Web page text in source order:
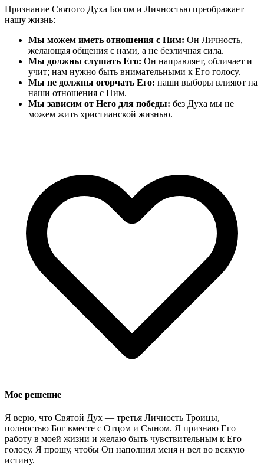
Признание Святого Духа Богом и Личностью преображает
нашу жизнь:
Мы можем иметь отношения с Ним: Он Личность,
желающая общения с нами, а не безличная сила.
Мы должны слушать Его: Он направляет, обличает и
учит; нам нужно быть внимательными к Его голосу.
Мы не должны огорчать Его: наши выборы влияют на
наши отношения с Ним.
Мы зависим от Него для победы: без Духа мы не
можем жить христианской жизнью.
Мое решение
Я верю, что Святой Дух — третья Личность Троицы,
полностью Бог вместе с Отцом и Сыном. Я признаю Его
работу в моей жизни и желаю быть чувствительным к Его
голосу. Я прошу, чтобы Он наполнил меня и вел во всякую
истину.